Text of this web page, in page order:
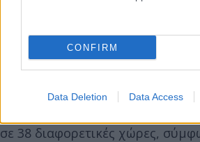
CONFIRM
Data Deletion Data Access
επιβεβαιωμένα κρούσματα
αναρρώνουν σε γενικά καλή
Συνολικά, στην Ευρώπη, μέχρι
σε 38 διαφορετικές χώρες,